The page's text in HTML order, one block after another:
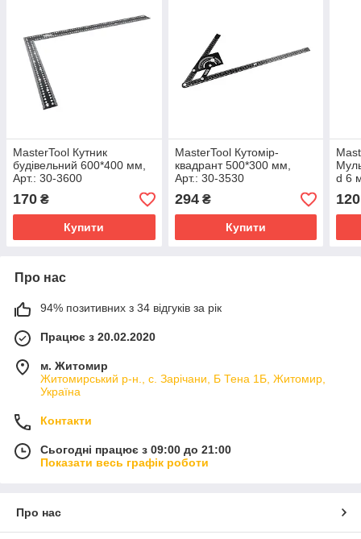
MasterTool Кутник
будівельний 600*400 мм,
Арт.: 30-3600
170 ₴
Купити
MasterTool Кутомір-
квадрант 500*300 мм,
Арт.: 30-3530
294₴
Купити
d 6
120
Про нас
94% позитивних з 34 відгуків за рік
Працює з 20.02.2020
м. Житомир
Житомирський р-н., с. Зарічани, Б Тена 1Б, Житомир,
Україна
Контакти
Сьогодні працює з 09:00 до 21:00
Показати весь графік роботи
Про нас